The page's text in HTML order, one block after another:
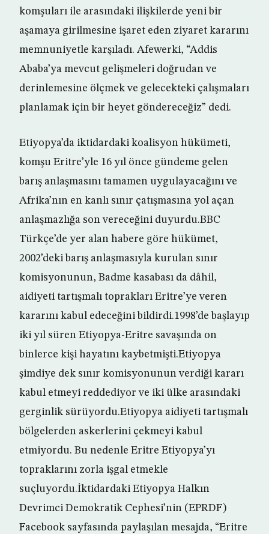
komşuları ile arasındaki ilişkilerde yeni bir
aşamaya girilmesine işaret eden ziyaret kararını
memnuniyetle karşıladı. Afewerki, “Addis
Ababa’ya mevcut gelişmeleri doğrudan ve
derinlemesine ölçmek ve gelecekteki çalışmaları
planlamak için bir heyet göndereceğiz” dedi.
Etiyopya’da iktidardaki koalisyon hükümeti,
komşu Eritre’yle 16 yıl önce gündeme gelen
barış anlaşmasını tamamen uygulayacağını ve
Afrika’nın en kanlı sınır çatışmasına yol açan
anlaşmazlığa son vereceğini duyurdu.BBC
Türkçe’de yer alan habere göre hükümet,
2002’deki barış anlaşmasıyla kurulan sınır
komisyonunun, Badme kasabası da dâhil,
aidiyeti tartışmalı toprakları Eritre’ye veren
kararını kabul edeceğini bildirdi.1998’de başlayıp
iki yıl süren Etiyopya-Eritre savaşında on
binlerce kişi hayatını kaybetmişti.Etiyopya
şimdiye dek sınır komisyonunun verdiği kararı
kabul etmeyi reddediyor ve iki ülke arasındaki
gerginlik sürüyordu.Etiyopya aidiyeti tartışmalı
bölgelerden askerlerini çekmeyi kabul
etmiyordu. Bu nedenle Eritre Etiyopya’yı
topraklarını zorla işgal etmekle
suçluyordu.İktidardaki Etiyopya Halkın
Devrimci Demokratik Cephesi’nin (EPRDF)
Facebook sayfasında paylaşılan mesajda, “Eritre